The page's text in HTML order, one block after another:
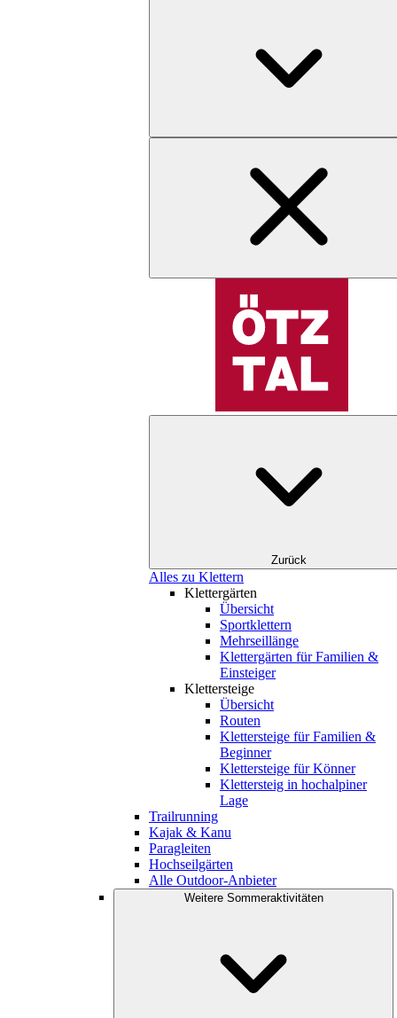
Zurück
Alles zu Klettern
Klettergärten
Übersicht
Sportklettern
Mehrseillänge
Klettergärten für Familien &
Einsteiger
Klettersteige
Übersicht
Routen
Klettersteige für Familien &
Beginner
Klettersteige für Könner
Klettersteig in hochalpiner
Lage
Trailrunning
Kajak & Kanu
Paragleiten
Hochseilgärten
Alle Outdoor-Anbieter
Weitere Sommeraktivitäten